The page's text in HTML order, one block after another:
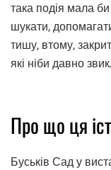
така подія мала
шукати,
тишу, втому,
які ніби давно
Про що ця
Буськів Сад у